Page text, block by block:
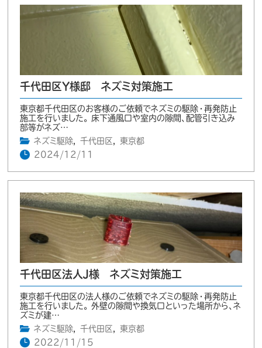
千代田区Y様邸 ネズミ対策施工
東京都千代田区のお客様のご依頼でネズミの駆除・再発防止
施工を行いました。 床下通風口や室内の隙間、配管引き込み
部等がネズ…
ネズミ駆除, 千代田区 ,
東京都
2024/12/11
千代田区法人J様 ネズミ対策施工
東京都千代田区の法人様のご依頼でネズミの駆除・再発防止
施工を行いました。 外壁の隙間や換気口といった場所から、ネ
ズミが建…
ネズミ駆除
千代田区
東京都
2022/11/15